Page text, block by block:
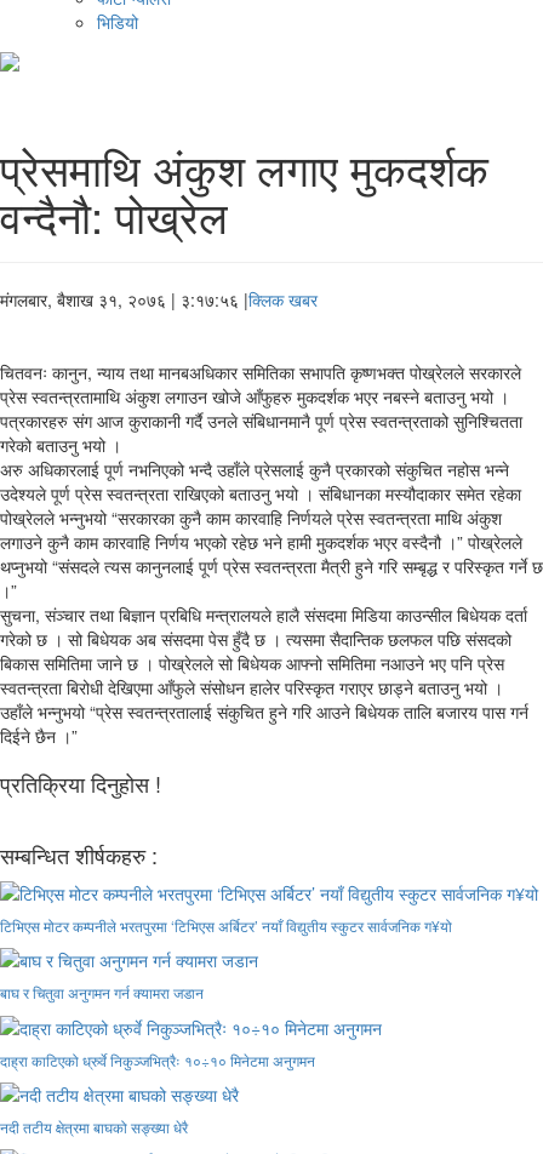
भिडियो
प्रेसमाथि अंकुश लगाए मुकदर्शक
वन्दैनौ: पोख्रेल
मंगलबार, बैशाख ३१, २०७६ | ३:१७:५६ |क्लिक खबर
चितवनः कानुन, न्याय तथा मानबअधिकार समितिका सभापति कृष्णभक्त पोख्रेलले सरकारले
प्रेस स्वतन्त्रतामाथि अंकुश लगाउन खोजे आँफुहरु मुकदर्शक भएर नबस्ने बताउनु भयो ।
पत्रकारहरु संग आज कुराकानी गर्दै उनले संबिधानमानै पूर्ण प्रेस स्वतन्त्रताको सुनिश्चितता
गरेको बताउनु भयो ।
अरु अधिकारलाई पूर्ण नभनिएको भन्दै उहाँले प्रेसलाई कुनै प्रकारको संकुचित नहोस भन्ने
उदेश्यले पूर्ण प्रेस स्वतन्त्रता राखिएको बताउनु भयो । संबिधानका मस्यौदाकार समेत रहेका
पोख्रेलले भन्नुभयो “सरकारका कुनै काम कारवाहि निर्णयले प्रेस स्वतन्त्रता माथि अंकुश
लगाउने कुनै काम कारवाहि निर्णय भएको रहेछ भने हामी मुकदर्शक भएर वस्दैनौ ।” पोख्रेलले
थप्नुभयो “संसदले त्यस कानुनलाई पूर्ण प्रेस स्वतन्त्रता मैत्री हुने गरि सम्बृद्ध र परिस्कृत गर्ने छ
।”
सुचना, संञ्चार तथा बिज्ञान प्रबिधि मन्त्रालयले हालै संसदमा मिडिया काउन्सील बिधेयक दर्ता
गरेको छ । सो बिधेयक अब संसदमा पेस हुँदै छ । त्यसमा सैदान्तिक छलफल पछि संसदको
बिकास समितिमा जाने छ । पोख्रेलले सो बिधेयक आफ्नो समितिमा नआउने भए पनि प्रेस
स्वतन्त्रता बिरोधी देखिएमा आँफुले संसोधन हालेर परिस्कृत गराएर छाड्ने बताउनु भयो ।
उहाँले भन्नुभयो “प्रेस स्वतन्त्रतालाई संकुचित हुने गरि आउने बिधेयक तालि बजारय पास गर्न
दिईने छैन ।”
प्रतिक्रिया दिनुहोस !
सम्बन्धित शीर्षकहरु :
टिभिएस मोटर कम्पनीले भरतपुरमा ‘टिभिएस अर्बिटर’ नयाँ विद्युतीय स्कुटर सार्वजनिक ग¥यो
बाघ र चितुवा अनुगमन गर्न क्यामरा जडान
दाह्रा काटिएको ध्रुर्वे निकुञ्जभित्रैः १०÷१० मिनेटमा अनुगमन
नदी तटीय क्षेत्रमा बाघको सङ्ख्या धेरै